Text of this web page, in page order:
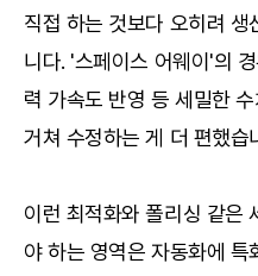
직접 하는 것보다 오히려
니다. '스페이스 어웨이'의
력 가속도 반영 등 세밀한
거쳐 수정하는 게 더 편했습
이런 최적화와 폴리싱 같은
야 하는 영역은 자동화에